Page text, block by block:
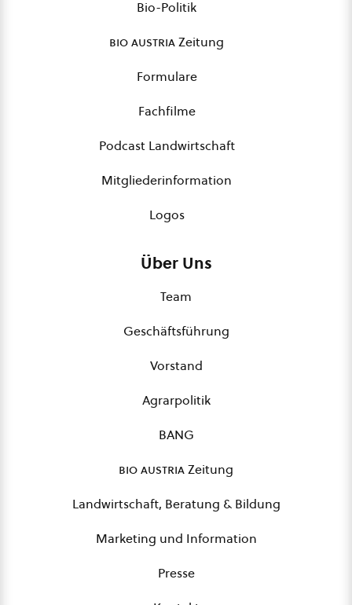
Bio-Politik
bio austriaZeitung
Formulare
Fachfilme
Podcast Landwirtschaft
Mitgliederinformation
Logos
Über Uns
Team
Geschäftsführung
Vorstand
Agrarpolitik
BANG
bio austriaZeitung
Landwirtschaft, Beratung & Bildung
Marketing und Information
Presse